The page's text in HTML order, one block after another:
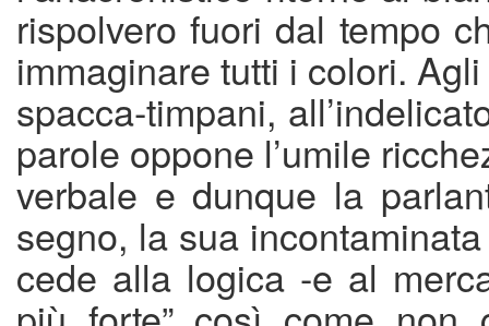
rispolvero fuori dal tempo
immaginare tutti i colori.
spacca-timpani,
parole oppone l’umile
verbale e dunque la
segno, la sua
cede alla logica -e al